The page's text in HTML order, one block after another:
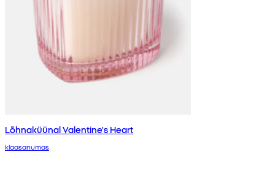
Lõhnaküünal Valentine's Heart
klaasanumas